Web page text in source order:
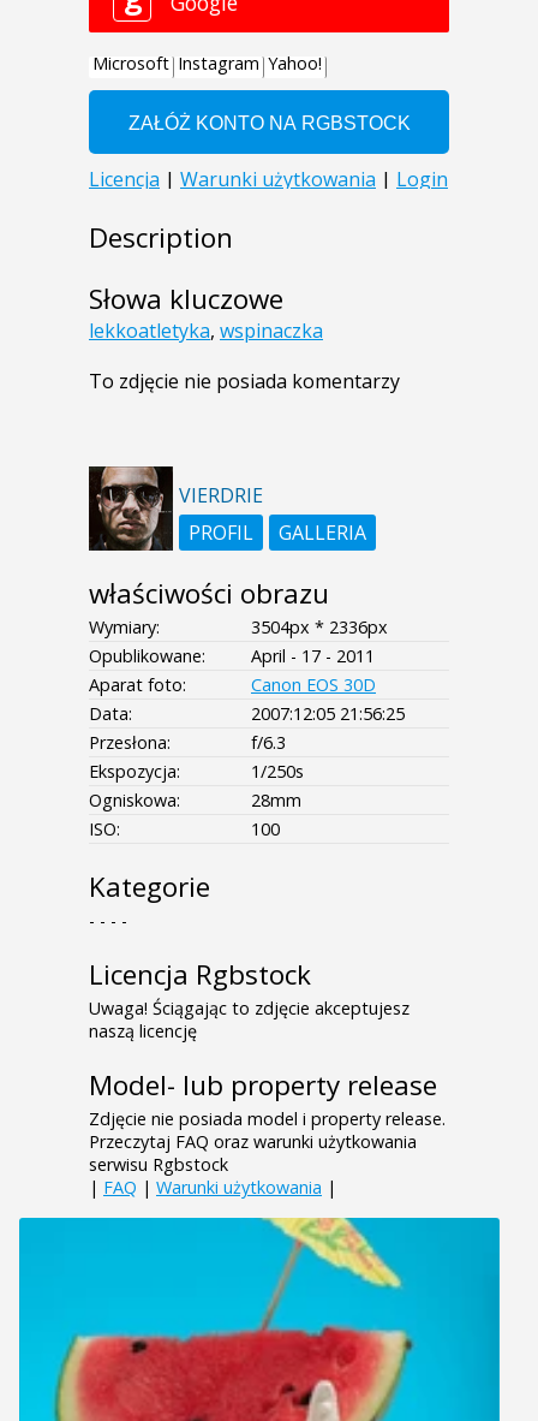
Description
Słowa kluczowe
lekkoatletyka, wspinaczka
To zdjęcie nie posiada komentarzy
VIERDRIE
PROFIL
GALLERIA
właściwości obrazu
Wymiary:
3504px * 2336px
Opublikowane:
April - 17 - 2011
Aparat foto:
Canon EOS 30D
Data:
2007:12:05 21:56:25
Przesłona:
f/6.3
Ekspozycja:
1/250s
Ogniskowa:
28mm
ISO:
100
Kategorie
- - - -
Licencja Rgbstock
Uwaga! Ściągając to zdjęcie akceptujesz
naszą licencję
Model- lub property release
Zdjęcie nie posiada model i property release.
Przeczytaj FAQ oraz warunki użytkowania
serwisu Rgbstock
| FAQ | Warunki użytkowania |